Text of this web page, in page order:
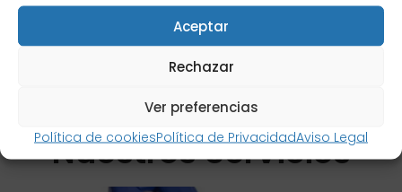
Aceptar
Rechazar
Ver preferencias
Política de cookiesPolítica de PrivacidadAviso Legal
Descubre Otros de
Nuestros Servicios